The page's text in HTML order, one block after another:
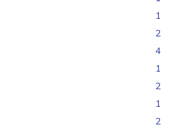
1
2
4
1
2
1
2